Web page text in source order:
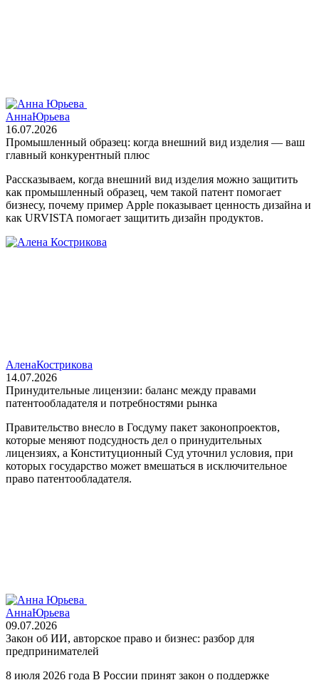
АннаЮрьева
16.07.2026
Промышленный образец: когда внешний вид изделия — ваш
главный конкурентный плюс
Рассказываем, когда внешний вид изделия можно защитить
как промышленный образец, чем такой патент помогает
бизнесу, почему пример Apple показывает ценность дизайна и
как URVISTA помогает защитить дизайн продуктов.
АленаКострикова
14.07.2026
Принудительные лицензии: баланс между правами
патентообладателя и потребностями рынка
Правительство внесло в Госдуму пакет законопроектов,
которые меняют подсудность дел о принудительных
лицензиях, а Конституционный Суд уточнил условия, при
которых государство может вмешаться в исключительное
право патентообладателя.
АннаЮрьева
09.07.2026
Закон об ИИ, авторское право и бизнес: разбор для
предпринимателей
8 июля 2026 года В России принят закон о поддержке